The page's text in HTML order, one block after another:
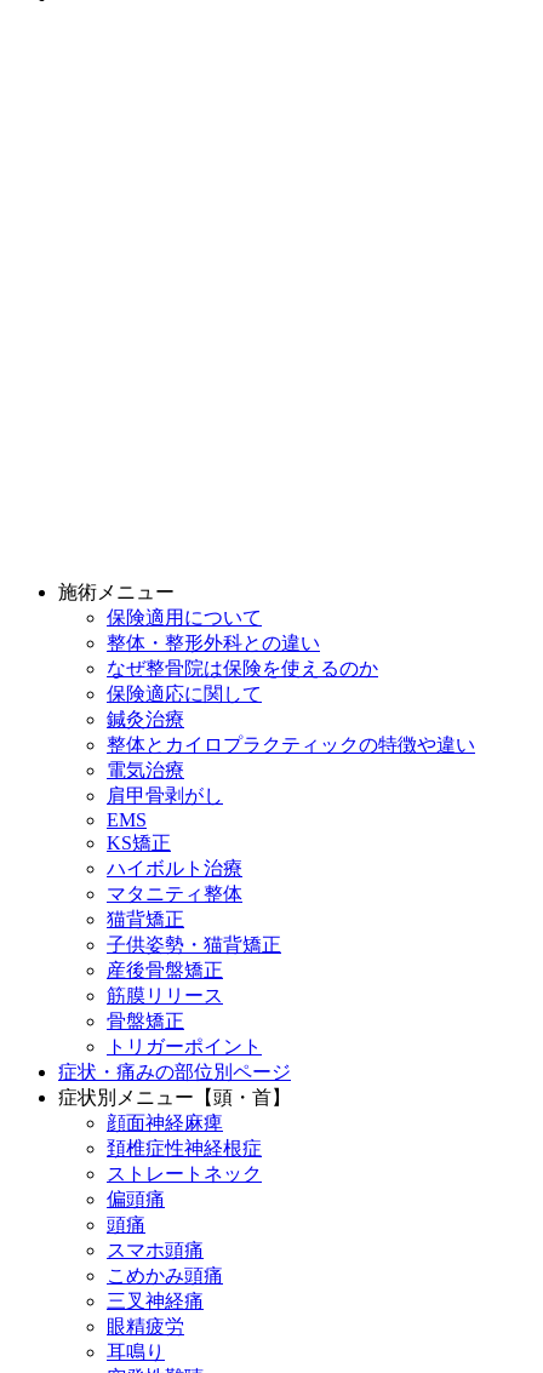
施術メニュー
保険適用について
整体・整形外科との違い
なぜ整骨院は保険を使えるのか
保険適応に関して
鍼灸治療
整体とカイロプラクティックの特徴や違い
電気治療
肩甲骨剥がし
EMS
KS矯正
ハイボルト治療
マタニティ整体
猫背矯正
子供姿勢・猫背矯正
産後骨盤矯正
筋膜リリース
骨盤矯正
トリガーポイント
症状・痛みの部位別ページ
症状別メニュー【頭・首】
顔面神経麻痺
頚椎症性神経根症
ストレートネック
偏頭痛
頭痛
スマホ頭痛
こめかみ頭痛
三叉神経痛
眼精疲労
耳鳴り